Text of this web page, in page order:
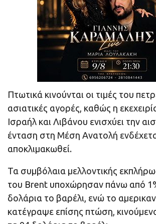
Πτωτικά κινούνται οι τιμές του
ασιατικές αγορές, καθώς η
Ισραήλ και Λιβάνου ενισχύει την
ένταση στη Μέση Ανατολή
αποκλιμακωθεί.
Τα συμβόλαια μελλοντικής
του Brent υποχώρησαν πάνω από
δολάρια το βαρέλι, ενώ το
κατέγραψε επίσης πτώση,